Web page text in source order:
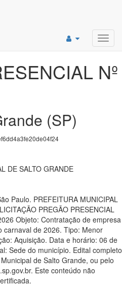
Nº
(SP)
DE SALTO GRANDE
Paulo. PREFEITURA MUNICIPAL
PREGÃO PRESENCIAL
Objeto: Contratação de empresa
carnaval de 2026. Tipo: Menor
Aquisição. Data e horário: 06 de
Sede do município. Edital completo
de Salto Grande, ou pelo
Este conteúdo não